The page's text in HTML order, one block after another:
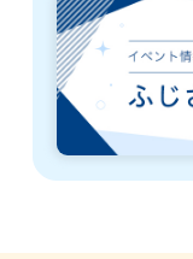
富士市庁舎キ
者の募集